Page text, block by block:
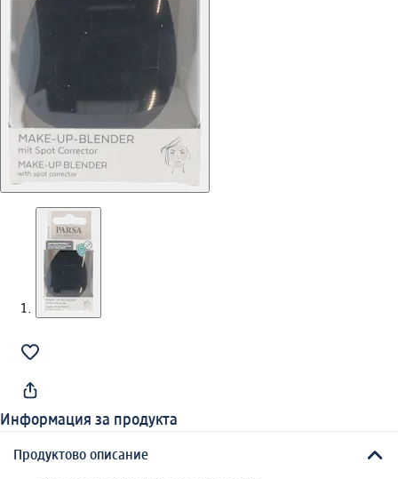
Информация за продукта
Продуктово описание